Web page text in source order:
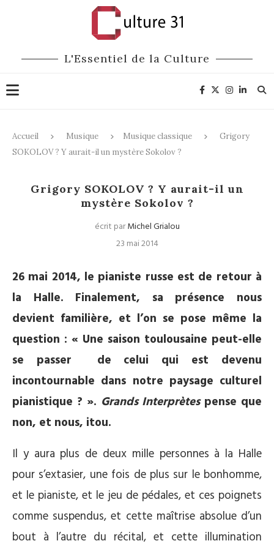
L'Essentiel de la Culture
Accueil Musique Musique classique
Grigory
SOKOLOV ? Y aurait-il un mystère Sokolov ?
Grigory SOKOLOV ? Y aurait-il un
mystère Sokolov ?
écrit parMichel Grialou
23 mai 2014
26 mai 2014, le pianiste russe est de retour à
la Halle. Finalement, sa présence nous
devient familière, et l’on se pose même la
question : « Une saison toulousaine peut-elle
se passer de celui qui est devenu
incontournable dans notre paysage culturel
pianistique ? ». Grands Interprètespense que
non, et nous, itou.
Il y aura plus de deux mille personnes à la Halle
pour s’extasier, une fois de plus sur le bonhomme,
et le pianiste, et le jeu de pédales, et ces poignets
comme suspendus, et cette maîtrise absolue d’un
bout à l’autre du récital, et cette illumination